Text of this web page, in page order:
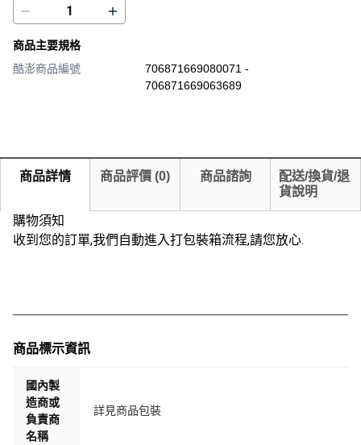
商品主要規格
酷澎商品編號
706871669080071 -
706871669063689
商品詳情 商品評價 (0) 商品諮詢
配送/換貨/退
貨說明
購物須知
收到您的訂單,我們自動進入打包裝箱流程,請您放心.
商品標示資訊
國內製
造商或
負責商
名稱
詳見商品包裝